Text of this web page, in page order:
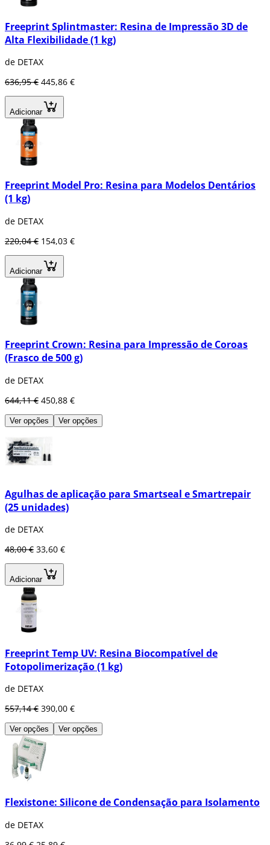
Freeprint Splintmaster: Resina de Impressão 3D de
Alta Flexibilidade (1 kg)
de DETAX
636,95 € 445,86 €
Adicionar
Freeprint Model Pro: Resina para Modelos Dentários
(1 kg)
de DETAX
220,04 € 154,03 €
Adicionar
Freeprint Crown: Resina para Impressão de Coroas
(Frasco de 500 g)
de DETAX
644,11 € 450,88 €
Ver opções Ver opções
Agulhas de aplicação para Smartseal e Smartrepair
(25 unidades)
de DETAX
48,00 € 33,60 €
Adicionar
Freeprint Temp UV: Resina Biocompatível de
Fotopolimerização (1 kg)
de DETAX
557,14 € 390,00 €
Ver opções Ver opções
Flexistone: Silicone de Condensação para Isolamento
de DETAX